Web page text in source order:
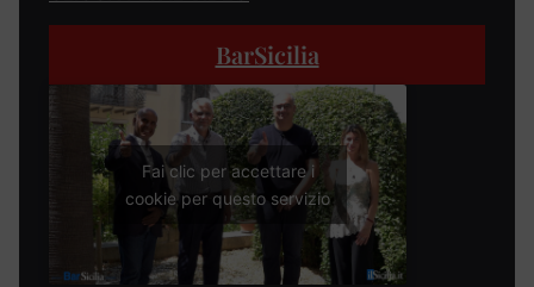
BarSicilia
Fai clic per accettare i
cookie per questo servizio